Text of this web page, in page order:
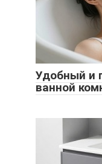
Удобный и
ванной